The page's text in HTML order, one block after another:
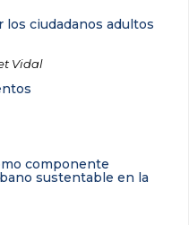
ciudadanos adultos
Vidal
componente
sustentable en la